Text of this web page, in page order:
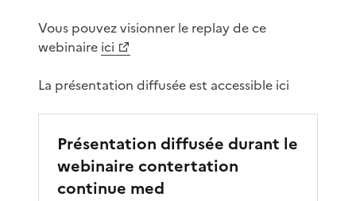
Vous pouvez visionner le replay de ce
webinaire ici
La présentation diffusée est accessible ici
Présentation diffusée durant le
webinaire contertation
continue med